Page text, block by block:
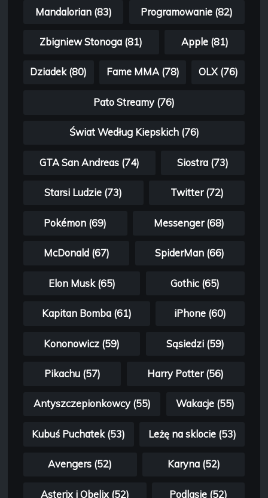
Mandalorian (83) Programowanie (82)
Zbigniew Stonoga (81) Apple (81)
Dziadek (80) Fame MMA (78) OLX (76)
Pato Streamy (76)
Świat Według Kiepskich (76)
GTA San Andreas (74) Siostra (73)
Starsi Ludzie (73) Twitter (72)
Pokémon (69) Messenger (68)
McDonald (67) SpiderMan (66)
Elon Musk (65) Gothic (65)
Kapitan Bomba (61) iPhone (60)
Kononowicz (59) Sąsiedzi (59)
Pikachu (57) Harry Potter (56)
Antyszczepionkowcy (55) Wakacje (55)
Kubuś Puchatek (53) Leżę na sklocie (53)
Avengers (52) Karyna (52)
Asterix i Obelix (52) Podlasie (52)